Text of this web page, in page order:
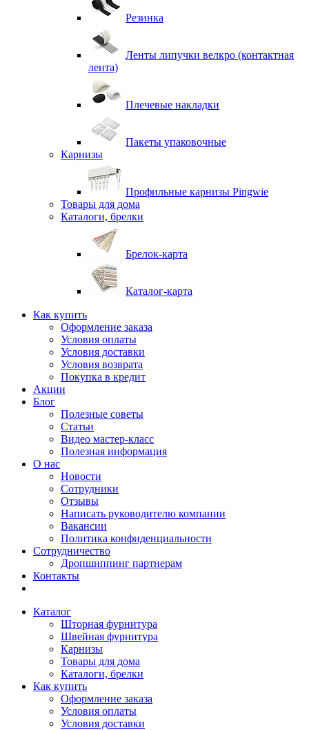
Резинка
Ленты липучки велкро (контактная
лента)
Плечевые накладки
Пакеты упаковочные
Карнизы
Профильные карнизы Pingwie
Товары для дома
Каталоги, брелки
Брелок-карта
Каталог-карта
Как купить
Оформление заказа
Условия оплаты
Условия доставки
Условия возврата
Покупка в кредит
Акции
Блог
Полезные советы
Статьи
Видео мастер-класс
Полезная информация
О нас
Новости
Сотрудники
Отзывы
Написать руководителю компании
Вакансии
Политика конфиденциальности
Сотрудничество
Дропшиппинг партнерам
Контакты
Каталог
Шторная фурнитура
Швейная фурнитура
Карнизы
Товары для дома
Каталоги, брелки
Как купить
Оформление заказа
Условия оплаты
Условия доставки